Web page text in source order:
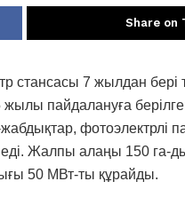
Share on
стансасы 7 жылдан бері
жылы пайдалануға
фотоэлектрлі
еді. Жалпы алаңы 150 га-
50 МВт-ты құрайды.